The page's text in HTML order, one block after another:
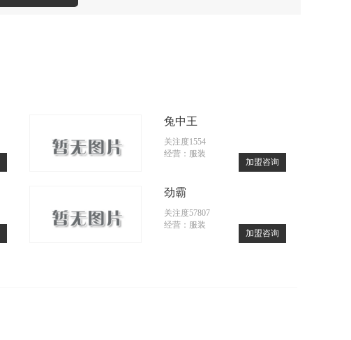
兔中王
关注度1554
经营：服装
加盟咨询
劲霸
关注度57807
经营：服装
加盟咨询